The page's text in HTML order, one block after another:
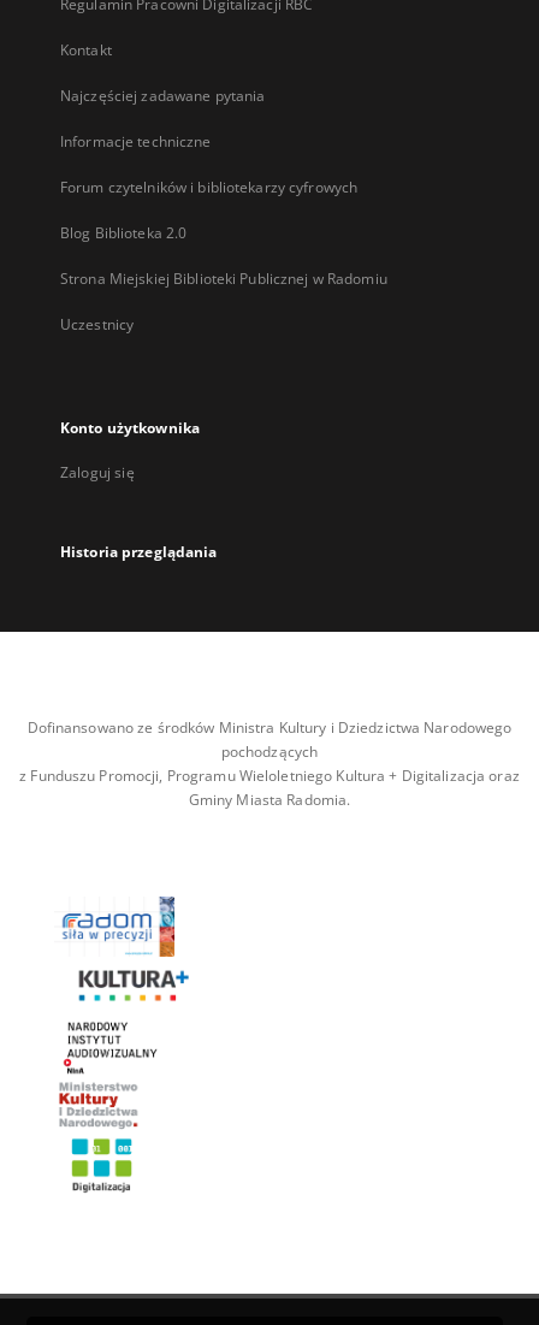
Regulamin Pracowni Digitalizacji RBC
Kontakt
Najczęściej zadawane pytania
Informacje techniczne
Forum czytelników i bibliotekarzy cyfrowych
Blog Biblioteka 2.0
Strona Miejskiej Biblioteki Publicznej w Radomiu
Uczestnicy
Konto użytkownika
Zaloguj się
Historia przeglądania
Dofinansowano ze środków Ministra Kultury i Dziedzictwa Narodowego
pochodzących
z Funduszu Promocji, Programu Wieloletniego Kultura + Digitalizacja oraz
Gminy Miasta Radomia.